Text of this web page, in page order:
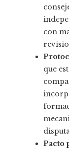
con
que
Pacto